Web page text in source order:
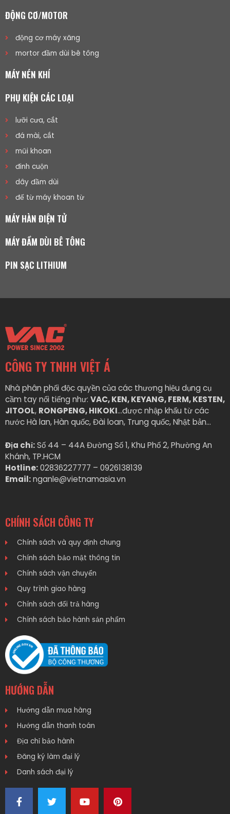
ĐỘNG CƠ/MOTOR
động cơ máy xăng
mortor đầm dùi bê tông
MÁY NÉN KHÍ
PHỤ KIỆN CÁC LOẠI
lưỡi cưa, cắt
đá mài, cắt
mũi khoan
đinh cuộn
dây đầm dùi
đế từ máy khoan từ
MÁY HÀN ĐIỆN TỬ
MÁY ĐẦM DÙI BÊ TÔNG
PIN SẠC LITHIUM
CÔNG TY TNHH VIỆT Á
Nhà phân phối độc quyền của các thương hiệu dụng cụ
cầm tay nổi tiếng như: VAC, KEN, KEYANG, FERM, KESTEN,
JITOOL, RONGPENG, HIKOKI…được nhập khẩu từ các
nước Hà lan, Hàn quốc, Đài loan, Trung quốc, Nhật bản…
Địa chỉ:Số 44 – 44A Đường Số 1, Khu Phố 2, Phường An
Khánh, TP.HCM
Hotline:02836227777 – 0926138139
Email:nganle@vietnamasia.vn
CHÍNH SÁCH CÔNG TY
Chính sách và quy định chung
Chính sách bảo mật thông tin
Chính sách vận chuyển
Quy trình giao hàng
Chính sách đổi trả hàng
Chính sách bảo hành sản phẩm
HƯỚNG DẪN
Hướng dẫn mua hàng
Hướng dẫn thanh toán
Địa chỉ bảo hành
Đăng ký làm đại lý
Danh sách đại lý